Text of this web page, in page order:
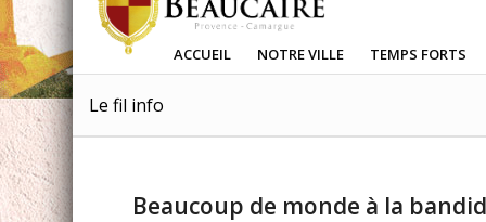
ACCUEIL NOTRE VILLE TEMPS FORTS
Le fil info
Beaucoup de monde à la